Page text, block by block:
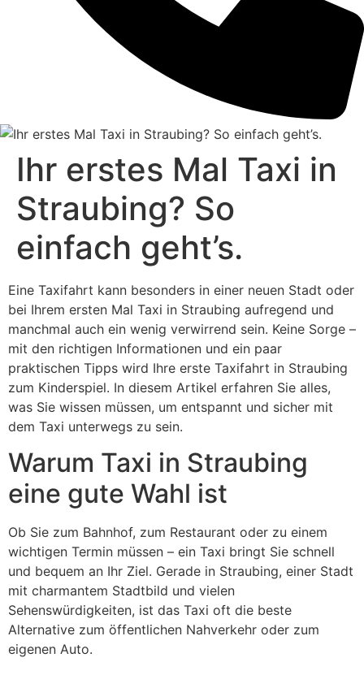
Ihr erstes Mal Taxi in
Straubing? So
einfach geht’s.
Eine Taxifahrt kann besonders in einer neuen Stadt oder
bei Ihrem ersten Mal Taxi in Straubing aufregend und
manchmal auch ein wenig verwirrend sein. Keine Sorge –
mit den richtigen Informationen und ein paar
praktischen Tipps wird Ihre erste Taxifahrt in Straubing
zum Kinderspiel. In diesem Artikel erfahren Sie alles,
was Sie wissen müssen, um entspannt und sicher mit
dem Taxi unterwegs zu sein.
Warum Taxi in Straubing
eine gute Wahl ist
Ob Sie zum Bahnhof, zum Restaurant oder zu einem
wichtigen Termin müssen – ein Taxi bringt Sie schnell
und bequem an Ihr Ziel. Gerade in Straubing, einer Stadt
mit charmantem Stadtbild und vielen
Sehenswürdigkeiten, ist das Taxi oft die beste
Alternative zum öffentlichen Nahverkehr oder zum
eigenen Auto.